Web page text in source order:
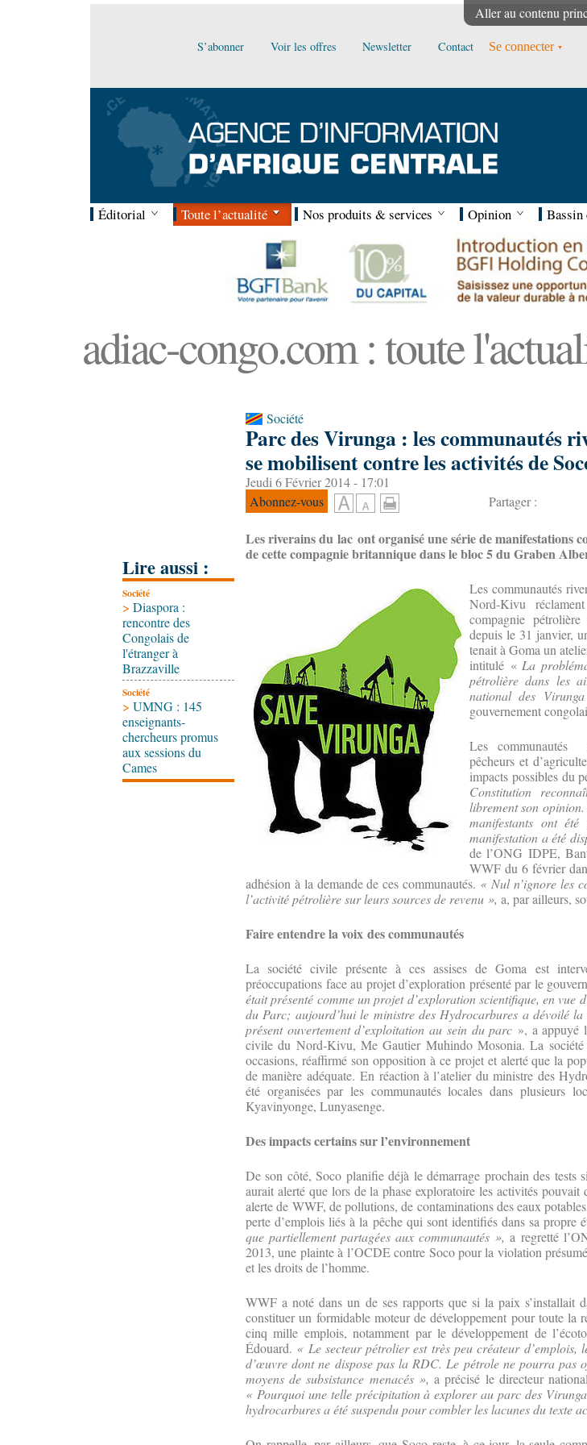
Aller au contenu
S’abonner Voir les offres Newsletter Contact Se connecter
Éditorial Toute l’actualité Nos produits & services Opinion Bassin
adiac-congo.com : toute
Lire aussi :
Société
> Diaspora :
rencontre des
Congolais de
l'étranger à
Brazzaville
Société
> UMNG : 145
enseignants-
chercheurs promus
aux sessions du
Cames
Société
Parc des Virunga : les communautés
se mobilisent contre les activités de
Jeudi 6 Février 2014 - 17:01
Abonnez-vous
Partager :
Les riverains du lac ont organisé une série de manifestations
de cette compagnie britannique dans le bloc 5 du Graben
Les communautés
Nord-Kivu
compagnie
depuis le 31 janvier,
tenait à Goma un
intitulé « La
pétrolière dans les
national des Virunga
gouvernement
Les communautés
pêcheurs et
impacts possibles du
Constitution
librement son
manifestants ont
manifestation a été
de l’ONG IDPE,
WWF du 6 février
adhésion à la demande de ces communautés. « Nul n’ignore les
l’activité pétrolière sur leurs sources de revenu », a, par ailleurs,
Faire entendre la voix des communautés
La société civile présente à ces assises de Goma est
préoccupations face au projet d’exploration présenté par le
était présenté comme un projet d’exploration scientifique, en vue
du Parc; aujourd’hui le ministre des Hydrocarbures a dévoilé
présent ouvertement d’exploitation au sein du parc », a appuyé
civile du Nord-Kivu, Me Gautier Muhindo Mosonia. La
occasions, réaffirmé son opposition à ce projet et alerté que la
de manière adéquate. En réaction à l’atelier du ministre des
été organisées par les communautés locales dans plusieurs
Kyavinyonge, Lunyasenge.
Des impacts certains sur l’environnement
De son côté, Soco planifie déjà le démarrage prochain des tests
aurait alerté que lors de la phase exploratoire les activités
alerte de WWF, de pollutions, de contaminations des eaux
perte d’emplois liés à la pêche qui sont identifiés dans sa propre
que partiellement partagées aux communautés », a regretté
2013, une plainte à l’OCDE contre Soco pour la violation
et les droits de l’homme.
WWF a noté dans un de ses rapports que si la paix s’installait
constituer un formidable moteur de développement pour toute la
cinq mille emplois, notamment par le développement de
Édouard. « Le secteur pétrolier est très peu créateur d’emplois,
d’œuvre dont ne dispose pas la RDC. Le pétrole ne pourra
moyens de subsistance menacés », a précisé le directeur
« Pourquoi une telle précipitation à explorer au parc des
hydrocarbures a été suspendu pour combler les lacunes du texte